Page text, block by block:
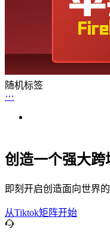
随机标签
创造一个强大
即刻开启创造面向世界
从Tiktok矩阵开始